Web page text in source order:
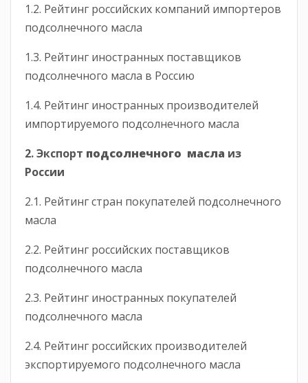
1.2. Рейтинг российских компаний импортеров
подсолнечного масла
1.3. Рейтинг иностранных поставщиков
подсолнечного масла в Россию
1.4. Рейтинг иностранных производителей
импортируемого подсолнечного масла
2. Экспорт подсолнечного масла из
России
2.1. Рейтинг стран покупателей подсолнечного
масла
2.2. Рейтинг российских поставщиков
подсолнечного масла
2.3. Рейтинг иностранных покупателей
подсолнечного масла
2.4. Рейтинг российских производителей
экспортируемого подсолнечного масла